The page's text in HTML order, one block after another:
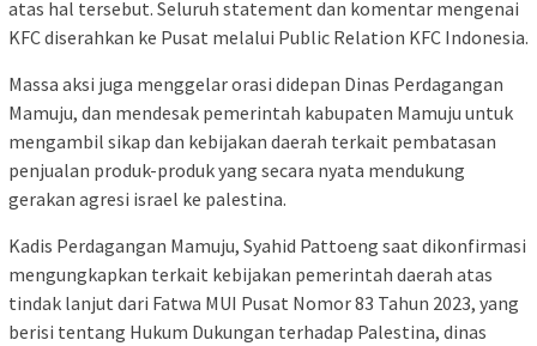
atas hal tersebut. Seluruh statement dan komentar mengenai
KFC diserahkan ke Pusat melalui Public Relation KFC Indonesia.
Massa aksi juga menggelar orasi didepan Dinas Perdagangan
Mamuju, dan mendesak pemerintah kabupaten Mamuju untuk
mengambil sikap dan kebijakan daerah terkait pembatasan
penjualan produk-produk yang secara nyata mendukung
gerakan agresi israel ke palestina.
Kadis Perdagangan Mamuju, Syahid Pattoeng saat dikonfirmasi
mengungkapkan terkait kebijakan pemerintah daerah atas
tindak lanjut dari Fatwa MUI Pusat Nomor 83 Tahun 2023, yang
berisi tentang Hukum Dukungan terhadap Palestina, dinas